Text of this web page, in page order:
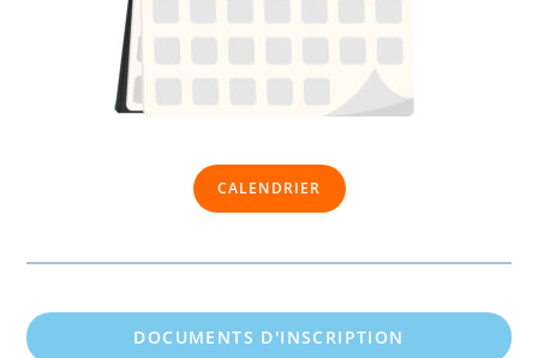
CALENDRIER
DOCUMENTS D'INSCRIPTION